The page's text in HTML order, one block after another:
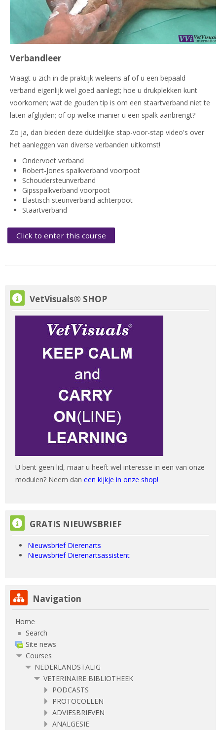
Verbandleer
Vraagt u zich in de praktijk weleens af of u een bepaald
verband eigenlijk wel goed aanlegt; hoe u drukplekken kunt
voorkomen; wat de gouden tip is om een staartverband niet te
laten afglijden; of op welke manier u een spalk aanbrengt?
Zo ja, dan bieden deze duidelijke stap-voor-stap video's over
het aanleggen van diverse verbanden uitkomst!
Ondervoet verband
Robert-Jones spalkverband voorpoot
Schoudersteunverband
Gipsspalkverband voorpoot
Elastisch steunverband achterpoot
Staartverband
Click to enter this course
Skip VetVisuals® SHOP
VetVisuals® SHOP
U bent geen lid, maar u heeft wel interesse in een van onze
modulen? Neem dan een kijkje in onze shop!
Skip GRATIS NIEUWSBRIEF
GRATIS NIEUWSBRIEF
Nieuwsbrief Dierenarts
Nieuwsbrief Dierenartsassistent
Skip Navigation
Navigation
Home
Search
Site news
Courses
NEDERLANDSTALIG
VETERINAIRE BIBLIOTHEEK
PODCASTS
PROTOCOLLEN
ADVIESBRIEVEN
ANALGESIE